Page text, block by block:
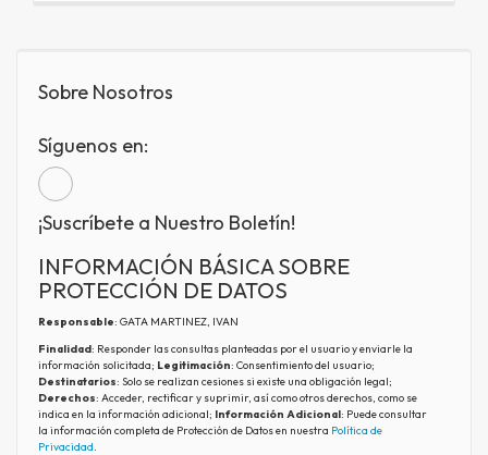
Sobre Nosotros
Síguenos en:
¡Suscríbete a Nuestro Boletín!
INFORMACIÓN BÁSICA SOBRE
PROTECCIÓN DE DATOS
Responsable: GATA MARTINEZ, IVAN
Finalidad: Responder las consultas planteadas por el usuario y enviarle la
información solicitada; Legitimación: Consentimiento del usuario;
Destinatarios: Solo se realizan cesiones si existe una obligación legal;
Derechos: Acceder, rectificar y suprimir, así como otros derechos, como se
indica en la información adicional; Información Adicional: Puede consultar
la información completa de Protección de Datos en nuestra Política de
Privacidad.